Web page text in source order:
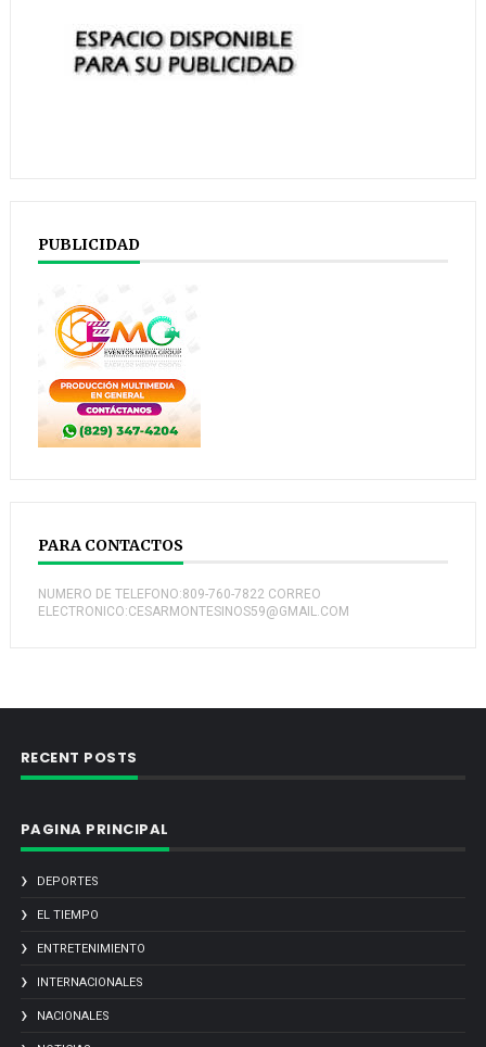
PUBLICIDAD
PARA CONTACTOS
NUMERO DE TELEFONO:809-760-7822 CORREO
ELECTRONICO:CESARMONTESINOS59@GMAIL.COM
RECENT POSTS
PAGINA PRINCIPAL
DEPORTES
EL TIEMPO
ENTRETENIMIENTO
INTERNACIONALES
NACIONALES